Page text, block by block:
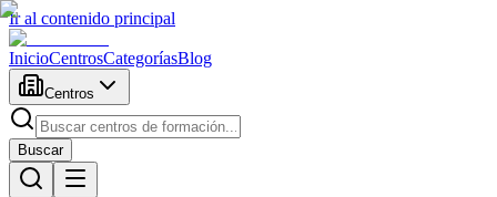
Ir al contenido principal
InicioCentrosCategoríasBlog
Centros
Buscar